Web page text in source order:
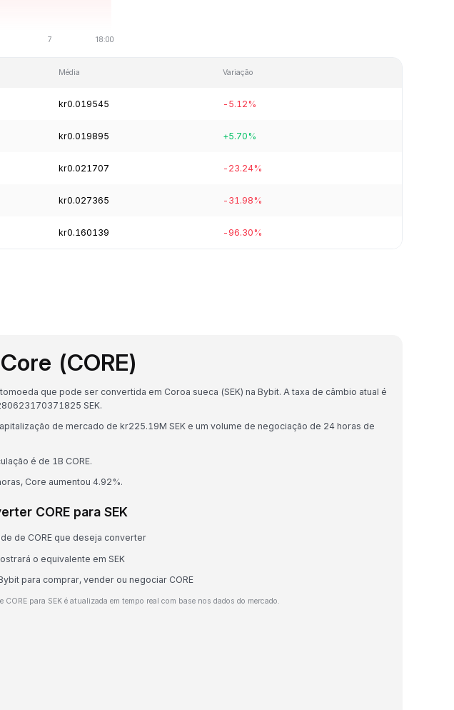
Média Variação
kr0.019545 -5.12%
kr0.019895 +5.70%
kr0.021707 -23.24%
kr0.027365 -31.98%
kr0.160139 -96.30%
(CORE)
que pode ser convertida em Coroa sueca (SEK) na Bybit. A taxa de câmbio atual é
SEK.
de mercado de kr225.19M SEK e um volume de negociação de 24 horas de
é de 1B CORE.
Core aumentou 4.92%.
CORE para SEK
de CORE que deseja converter
o equivalente em SEK
para comprar, vender ou negociar CORE
CORE para SEK é atualizada em tempo real com base nos dados do mercado.